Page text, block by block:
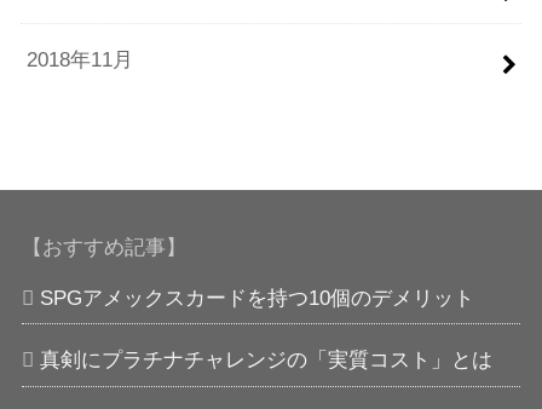
2018年11月
【おすすめ記事】
SPGアメックスカードを持つ10個のデメリット
真剣にプラチナチャレンジの「実質コスト」とは